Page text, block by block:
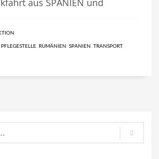
aus SPANIEN und
PFLEGESTELLE, RUMÄNIEN , SPANIEN , TRANSPORT,